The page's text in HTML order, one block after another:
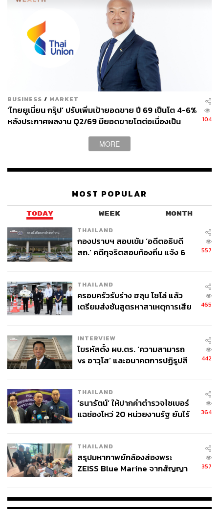
BUSINESS / MARKET
‘ไทยยูเนี่ยน กรุ๊ป’ ปรับเพิ่มเป้ายอดขาย ปี 69 เป็นโต 4-6%
หลังประกาศผลงาน Q2/69 มียอดขายโตต่อเนื่องเป็น
104
MORE
MOST POPULAR
TODAY WEEK MONTH
THAILAND
กองปราบฯ สอบเข้ม ‘อดีตอธิบดี
สถ.’ คดีทุจริตสอบท้องถิ่น แจ้ง 6
557
THAILAND
ครอบครัวรับร่าง ฮลุน โซโล่ แล้ว
เตรียมส่งชันสูตรหาสาเหตุการเสีย
465
INTERVIEW
ไขรหัสตั้ง ผบ.ตร. ‘ความสามารถ
vs อาวุโส’ และอนาคตการปฏิรูปสี
442
THAILAND
‘ธนารัตน์’ ให้ปากคำตำรวจไซเบอร์
แฉช่องโหว่ 20 หน่วยงานรัฐ ยันไร้
364
THAILAND
สรุปมหากาพย์กล้องส่องพระ
ZEISS Blue Marine จากสัญญา
จ่ายหนี้-แอบระบุแบรนด์
357